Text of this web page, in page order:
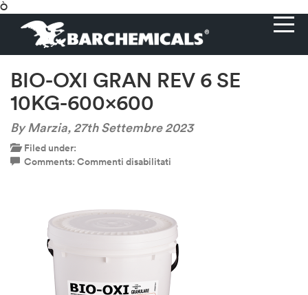
Ò
BIO-OXI GRAN REV 6 SE
10KG-600×600
By Marzia,27th Settembre 2023
Filed under:
Comments: Commenti disabilitati
REV
6
SE
10KG-
600×600